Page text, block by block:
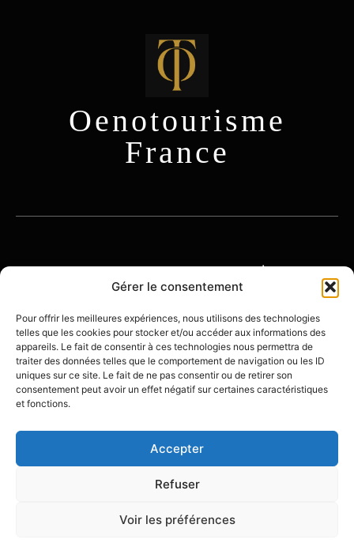
Gérer le consentement
Pour offrir les meilleures expériences, nous utilisons des technologies
telles que les cookies pour stocker et/ou accéder aux informations des
appareils. Le fait de consentir à ces technologies nous permettra de
traiter des données telles que le comportement de navigation ou les ID
uniques sur ce site. Le fait de ne pas consentir ou de retirer son
consentement peut avoir un effet négatif sur certaines caractéristiques
et fonctions.
Accepter
Refuser
Voir les préférences
Oenotourisme
France
© 2026 OENOTOURISME-FRANCE | TOUS
DROITS RÉSERVÉS
À
PROPOS
POLITIQUE DE
CONFIDENTIALITÉ
MENTIONS
LÉGALES
Créé avec ❤️ parOlivier Beining - Stratégie
Digitale